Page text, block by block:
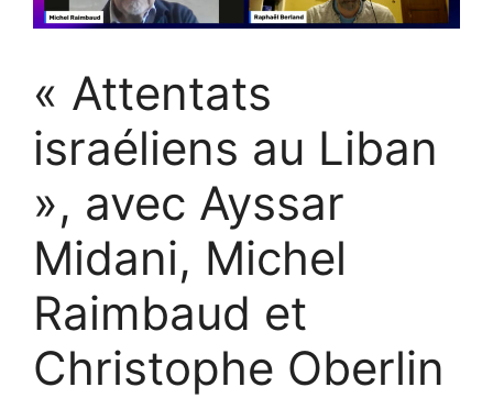
« Attentats
israéliens au Liban
», avec Ayssar
Midani, Michel
Raimbaud et
Christophe Oberlin